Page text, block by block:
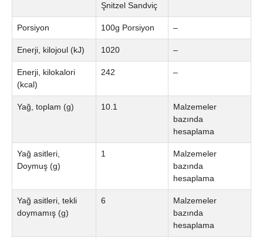
Şnitzel Sandviç
Porsiyon 100g Porsiyon –
Enerji, kilojoul (kJ) 1020 –
Enerji, kilokalori
(kcal)
242 –
Yağ, toplam (g) 10.1
Malzemeler
bazında
hesaplama
Yağ asitleri,
Doymuş (g)
1
Malzemeler
bazında
hesaplama
Yağ asitleri, tekli
doymamış (g)
6
Malzemeler
bazında
hesaplama